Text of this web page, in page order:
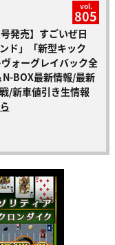
vol.
805
発売】すごいぜ日
ド」「新型キック
ォーグレイバック全
BOX最新情報/最新
/新車値引き生情報